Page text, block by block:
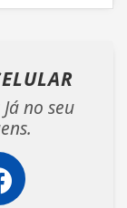
no seu